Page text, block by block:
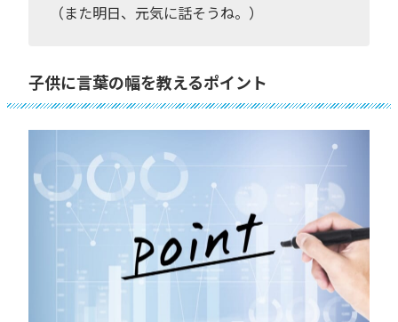
（また明日、元気に話そうね。）
子供に言葉の幅を教えるポイント